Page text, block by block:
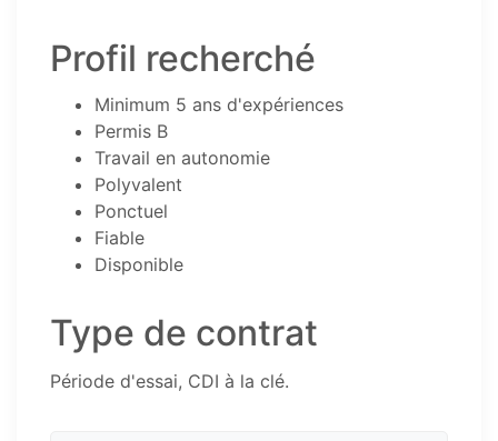
Profil recherché
Minimum 5 ans d'expériences
Permis B
Travail en autonomie
Polyvalent
Ponctuel
Fiable
Disponible
Type de contrat
Période d'essai, CDI à la clé.